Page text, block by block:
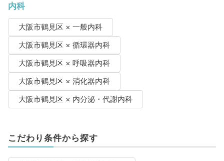
内科
大阪市鶴見区 × 一般内科
大阪市鶴見区 × 循環器内科
大阪市鶴見区 × 呼吸器内科
大阪市鶴見区 × 消化器内科
大阪市鶴見区 × 内分泌・代謝内科
こだわり条件から探す